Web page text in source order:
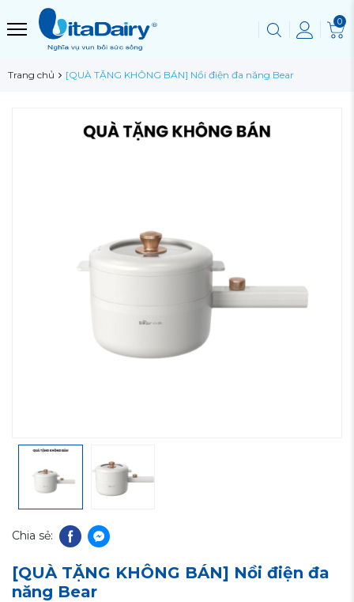
0
Trang chủ [QUÀ TẶNG KHÔNG BÁN] Nồi điện đa năng Bear
Chia sẻ:
[QUÀ TẶNG KHÔNG BÁN] Nồi điện đa
năng Bear